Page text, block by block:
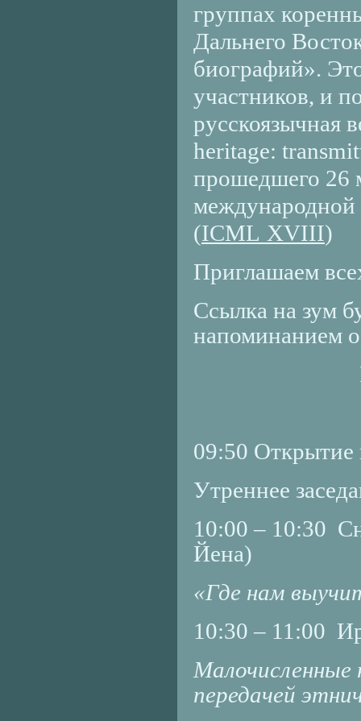
группах
Дальнего
биографий».
участников, и
русскоязычная
heritage:
прошедшего 26
(ICML XVIII)
Приглашаем
Ссылка на зум
напоминанием
09:50
Утреннее
10:00 – 10:30
Йена)
«Где нам
10:30 – 11:00
передачей